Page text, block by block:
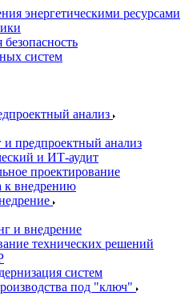
энергетическими ресурсами
систем
анализ
и предпроектный анализ
и ИТ-аудит
проектирование
к внедрению
и внедрение
технических решений
систем
под "ключ"